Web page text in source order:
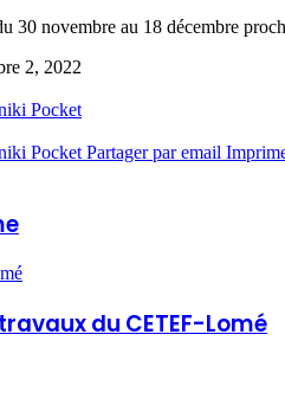
30 novembre au 18 décembre
2, 2022
Pocket
Pocket Partager par email
du CETEF-Lomé